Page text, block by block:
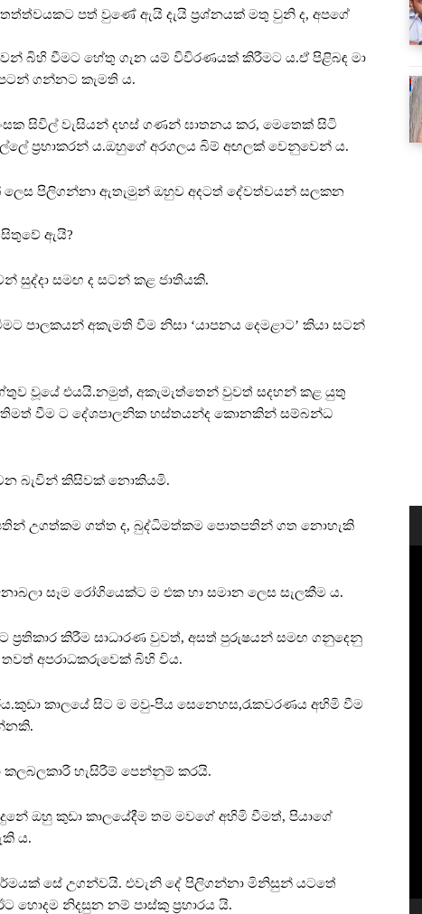
පත් වුණේ ඇයි දැයි ප්‍රශ්නයක් මතු වුනි ද, අපගේ
බිහි වීමට හේතු ගැන යම් විවිරණයක් කිරීමට ය.ඒ පිළිබඳ මා
ගන්නට කැමති ය.
සිවිල් වැසියන් දහස් ගණන් ඝාතනය කර, මෙතෙක් සිටි
ප්‍රභාකරන් ය.ඔහුගේ අරගලය බිම් අඟලක් වෙනුවෙන් ය.
පිලිගන්නා ඇතැමුන් ඔහුව අදටත් දේවත්වයන් සලකන
ඇයි?
සුද්දා සමඟ ද සටන් කළ ජාතියකි.
පාලකයන් අකැමති වීම නිසා ‘යාපනය දෙමළාට’ කියා සටන්
වූයේ එයයි.නමුත්, අකැමැත්තෙන් වුවත් සදහන් කළ යුතු
වීම ට දේශපාලනික හස්තයන්ද කොනකින් සම්බන්ධ
බැවින් කිසිවක් නොකියමි.
උගත්කම ගත්ත ද, බුද්ධිමත්කම පොතපතින් ගත නොහැකි
සෑම රෝගියෙක්ට ම එක හා සමාන ලෙස සැලකීම ය.
කිරීම සාධාරණ වුවත්, අසත් පුරුෂයන් සමඟ ගනුදෙනු
අපරාධකරුවෙක් බිහි විය.
කාලයේ සිට ම මවු-පිය සෙනෙහස,රැකවරණය අහිමි වීම
කලබලකාරී හැසිරීම් පෙන්නුම් කරයි.
ඔහු කුඩා කාලයේදීම තම මවගේ අහිමි වීමත්, පියාගේ
ය.
සේ උගන්වයි. එවැනි දේ පිලිගන්නා මිනිසුන් යටතේ
හොදම නිදසුන නම් පාස්කු ප්‍රහාරය යි.